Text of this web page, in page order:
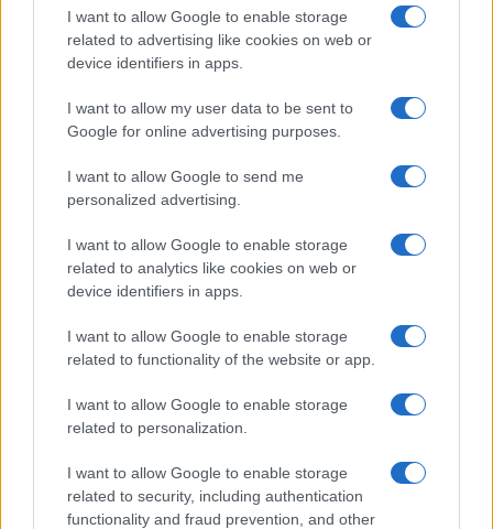
I want to allow Google to enable storage
related to advertising like cookies on web or
device identifiers in apps.
I want to allow my user data to be sent to
Google for online advertising purposes.
I want to allow Google to send me
personalized advertising.
I want to allow Google to enable storage
related to analytics like cookies on web or
device identifiers in apps.
I want to allow Google to enable storage
related to functionality of the website or app.
I want to allow Google to enable storage
related to personalization.
I want to allow Google to enable storage
related to security, including authentication
functionality and fraud prevention, and other
vivo: un amico vip svela come fa
accoglienza minori chiude
Olbia, divieto di sosta contro spaccio e degrado:
esplode la protesta
Pausa caffè impeccabile: come scegliere la
soluzione ideale per la casa e l’ufficio
Monte Pino, la fine di un lungo dolore: storia e
rinascita della strada che segnò la Gallura
Raid nelle campagne di Berchidda, rischio per
la rete elettrica